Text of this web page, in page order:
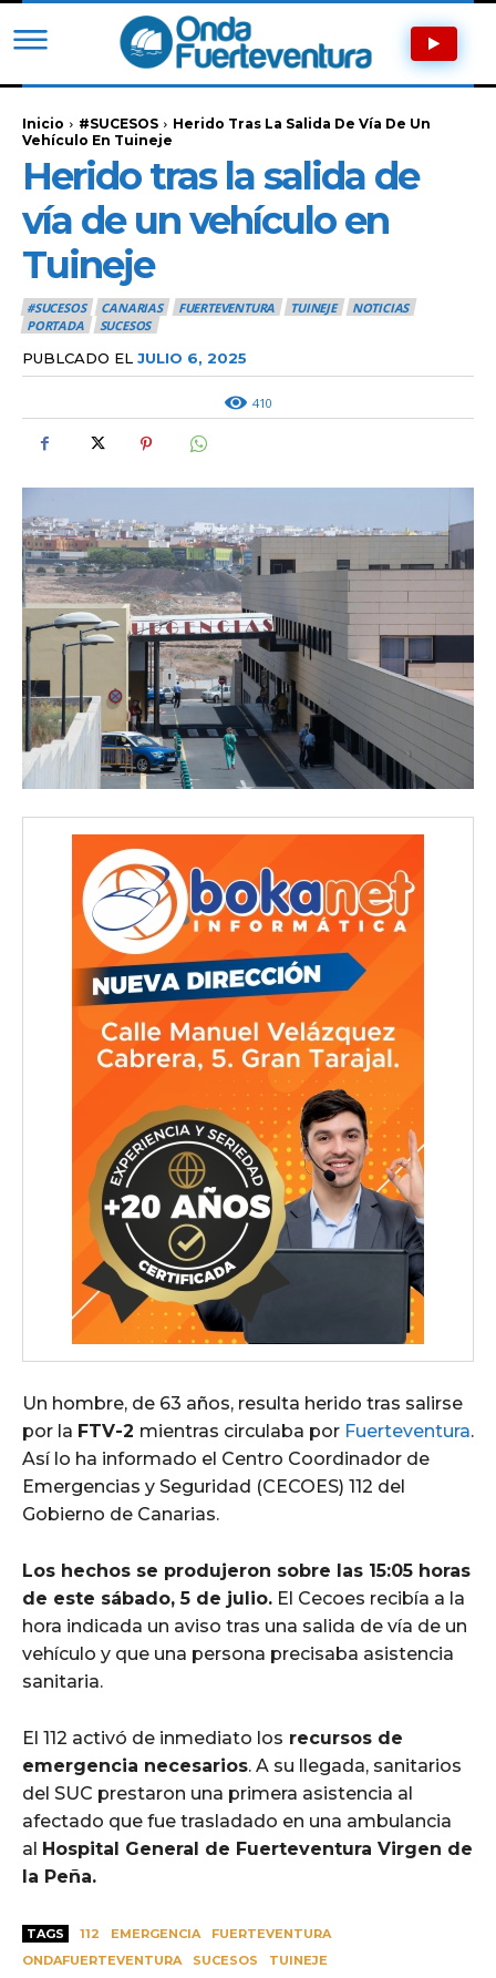
Inicio #SUCESOS
Herido Tras La Salida De Vía De Un
Vehículo En Tuineje
Herido tras la salida de
vía de un vehículo en
Tuineje
#SUCESOS CANARIAS FUERTEVENTURA TUINEJE
NOTICIAS
PORTADA
SUCESOS
PUBLCADO EL JULIO 6, 2025
410
Un hombre, de 63 años, resulta herido tras salirse
por la FTV-2 mientras circulaba por Fuerteventura.
Así lo ha informado el Centro Coordinador de
Emergencias y Seguridad (CECOES) 112 del
Gobierno de Canarias.
Los hechos se produjeron sobre las 15:05 horas
de este sábado, 5 de julio. El Cecoes recibía a la
hora indicada un aviso tras una salida de vía de un
vehículo y que una persona precisaba asistencia
sanitaria.
El 112 activó de inmediato los recursos de
emergencia necesarios. A su llegada, sanitarios
del SUC prestaron una primera asistencia al
afectado que fue trasladado en una ambulancia
al Hospital General de Fuerteventura Virgen de
la Peña.
TAGS 112 EMERGENCIA
FUERTEVENTURA
ONDAFUERTEVENTURA
SUCESOS TUINEJE